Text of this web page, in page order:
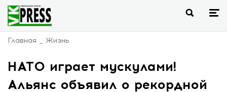
Главная Жизнь
НАТО играет мускулами!
Альянс объявил о рекордной